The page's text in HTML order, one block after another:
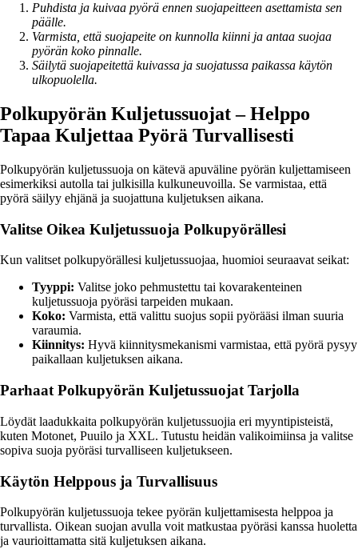
Puhdista ja kuivaa pyörä ennen suojapeitteen asettamista sen
päälle.
Varmista, että suojapeite on kunnolla kiinni ja antaa suojaa
pyörän koko pinnalle.
Säilytä suojapeitettä kuivassa ja suojatussa paikassa käytön
ulkopuolella.
Polkupyörän Kuljetussuojat – Helppo
Tapaa Kuljettaa Pyörä Turvallisesti
Polkupyörän kuljetussuoja on kätevä apuväline pyörän kuljettamiseen
esimerkiksi autolla tai julkisilla kulkuneuvoilla. Se varmistaa, että
pyörä säilyy ehjänä ja suojattuna kuljetuksen aikana.
Valitse Oikea Kuljetussuoja Polkupyörällesi
Kun valitset polkupyörällesi kuljetussuojaa, huomioi seuraavat seikat:
Tyyppi: Valitse joko pehmustettu tai kovarakenteinen
kuljetussuoja pyöräsi tarpeiden mukaan.
Koko: Varmista, että valittu suojus sopii pyörääsi ilman suuria
varaumia.
Kiinnitys: Hyvä kiinnitysmekanismi varmistaa, että pyörä pysyy
paikallaan kuljetuksen aikana.
Parhaat Polkupyörän Kuljetussuojat Tarjolla
Löydät laadukkaita polkupyörän kuljetussuojia eri myyntipisteistä,
kuten Motonet, Puuilo ja XXL. Tutustu heidän valikoimiinsa ja valitse
sopiva suoja pyöräsi turvalliseen kuljetukseen.
Käytön Helppous ja Turvallisuus
Polkupyörän kuljetussuoja tekee pyörän kuljettamisesta helppoa ja
turvallista. Oikean suojan avulla voit matkustaa pyöräsi kanssa huoletta
ja vaurioittamatta sitä kuljetuksen aikana.